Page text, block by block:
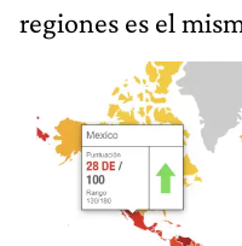
regiones es el